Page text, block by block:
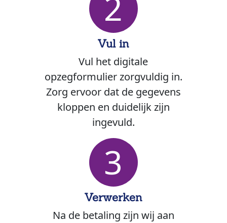
Vul in
Vul het digitale
opzegformulier zorgvuldig in.
Zorg ervoor dat de gegevens
kloppen en duidelijk zijn
ingevuld.
3
Verwerken
Na de betaling zijn wij aan